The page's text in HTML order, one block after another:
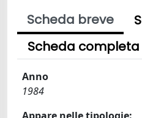
Scheda breve
Scheda completa
Anno
1984